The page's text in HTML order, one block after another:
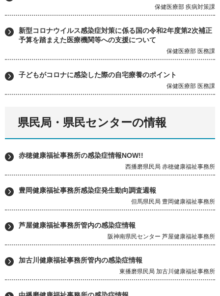
保健医療部 疾病対策課
新型コロナウイルス感染症対策に係る国の令和2年度第2次補正
予算を踏まえた医療機関等への支援について
保健医療部 医務課
子どもがコロナに感染した際の自宅療養のポイント
保健医療部 医務課
県民局・県民センターの情報
赤穂健康福祉事務所の感染症情報NOW!!
西播磨県民局 赤穂健康福祉事務所
豊岡健康福祉事務所感染症発生動向調査週報
但馬県民局 豊岡健康福祉事務所
芦屋健康福祉事務所管内の感染症情報
阪神南県民センター 芦屋健康福祉事務所
加古川健康福祉事務所管内の感染症情報
東播磨県民局 加古川健康福祉事務所